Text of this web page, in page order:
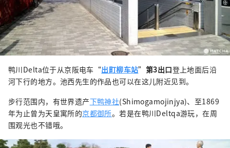
鸭川Delta位于从京阪电车“出町柳车站” 第3出口登上地面后沿
河下行的地方。池西先生的作品也可以在这儿附近见到。
步行范围内，有世界遗产下鸭神社(Shimogamojinjya)、至1869
年为止曾为天皇寓所的京都御所。若是在鸭川Deltqa游玩，在周
围观光也不错哦。